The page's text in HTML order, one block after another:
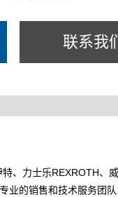
联系我
特、力士乐REXROTH、
业的销售和技术服务团